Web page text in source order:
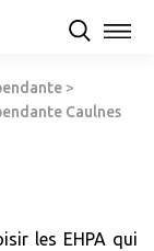
>
Caulnes
les EHPA qui